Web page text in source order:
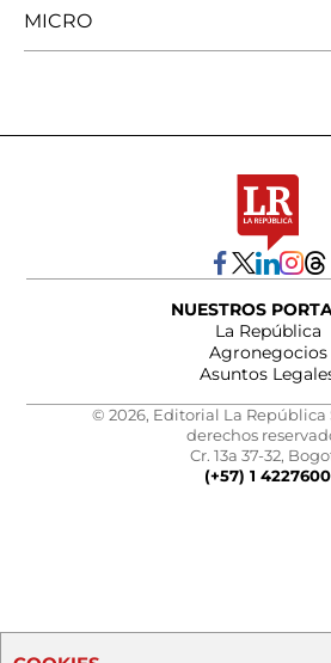
MICRO
NUESTROS
La República
Agronegocios
Asuntos
© 2026, Editorial La República
derechos
Cr. 13a 37-32,
(+57) 1 4227600